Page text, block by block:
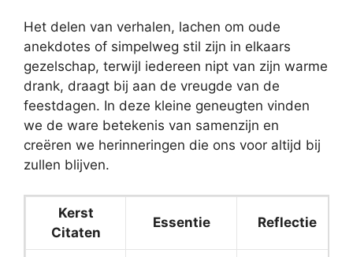
Het delen van verhalen, lachen om oude
anekdotes of simpelweg stil zijn in elkaars
gezelschap, terwijl iedereen nipt van zijn warme
drank, draagt bij aan de vreugde van de
feestdagen. In deze kleine geneugten vinden
we de ware betekenis van samenzijn en
creëren we herinneringen die ons voor altijd bij
zullen blijven.
Kerst
Citaten
Essentie Reflectie